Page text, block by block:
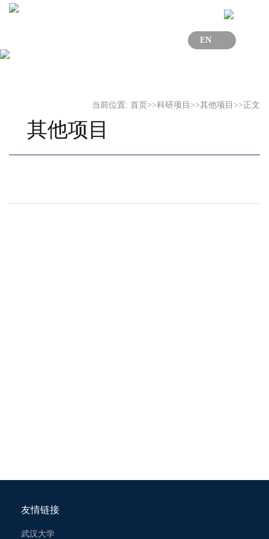
EN
当前位置: 首页 >>科研项目 >>其他项目 >> 正文
其他项目
友情链接
武汉大学